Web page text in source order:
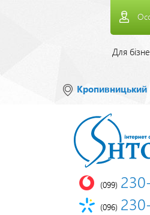
Для
Кропивницький
(099)
(096)